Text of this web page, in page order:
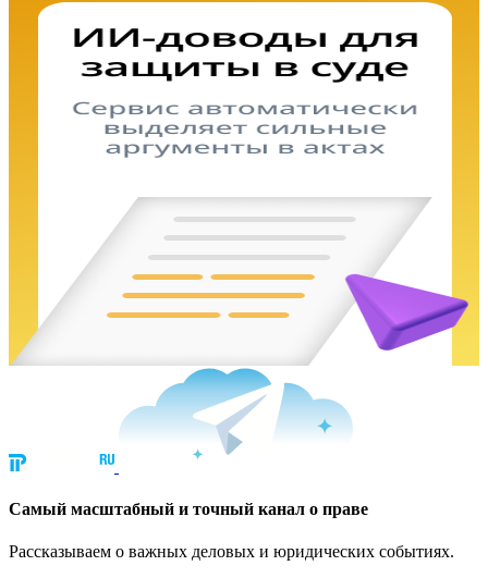
Cамый масштабный и точный канал о праве
Рассказываем о важных деловых и юридических событиях.